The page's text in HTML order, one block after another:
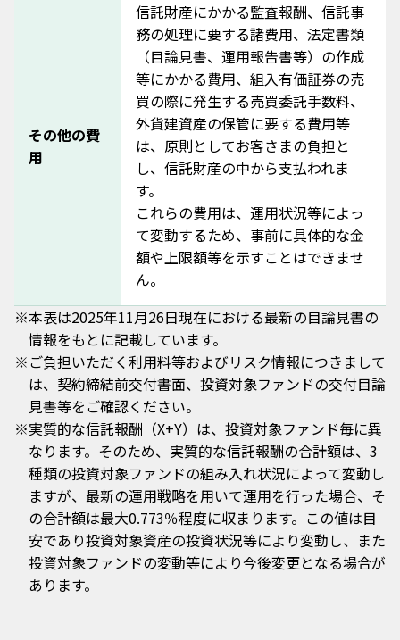
契約締結が完了し、お取引が開始できるようになったら
「重要なお知らせ」にてお知らせいたします。
続けて他の運用コースを申込まれる場合は、「他コース
のお申込み＞」よりお進みください。
※契約完了通知は営業日にお送りします。(例：土曜朝に
契約完了した場合、通知が届くのは月曜日になります)
閉じる
本画面が表示されれば購入の申込完了です。
投資一任業者による運用が開始されるまで数営業日お待
ちください。
本画面が表示されれば積立設定の申込完了です。
までお待ちください。
銀行自動引落設定をご利用いただく場合
本画面が表示されれば金額指定売却の申込完了です。
保有証券が売却され、お客さまの証券総合口座に入金さ
れるまでお待ちください。
閉じる
本画面が表示されれば解約の申込完了です。
保有証券が売却され、お客さまの証券総合口座に入金さ
れるまでお待ちください。
また、解約の手続き完了後は、お取引の履歴等のみご確
認いただけます。
再度お取引をされる場合は、改めて契約締結の申込をお
願いいたします。
閉じる
投資一任契約に係る運用報酬（年率0.77％・税込）の履
歴を表示します。
月次手数料：毎月の月末に発生する当月分の運用報酬
です。
売却時手数料：投資一任資産の売却時に発生する売却
時点の運用報酬です。
※月中に投資一任資産の金額指定売却を行った場合、売
却約定日までの運用報酬は売却時に徴収されるため、当
該月の月次手数料は金額指定売却後の運用資産額に対し
て、売却約定日の翌日以降の期間分のみ発生します。
その他の費
用
信託財産にかかる監査報酬、信託事
務の処理に要する諸費用、法定書類
（目論見書、運用報告書等）の作成
等にかかる費用、組入有価証券の売
買の際に発生する売買委託手数料、
外貨建資産の保管に要する費用等
は、原則としてお客さまの負担と
し、信託財産の中から支払われま
す。
これらの費用は、運用状況等によっ
て変動するため、事前に具体的な金
額や上限額等を示すことはできませ
ん。
※本表は2025年11月26日現在における最新の目論見書の
情報をもとに記載しています。
※ご負担いただく利用料等およびリスク情報につきまして
は、契約締結前交付書面、投資対象ファンドの交付目論
見書等をご確認ください。
※実質的な信託報酬（X+Y）は、投資対象ファンド毎に異
なります。そのため、実質的な信託報酬の合計額は、3
種類の投資対象ファンドの組み入れ状況によって変動し
ますが、最新の運用戦略を用いて運用を行った場合、そ
の合計額は最大0.773％程度に収まります。この値は目
安であり投資対象資産の投資状況等により変動し、また
投資対象ファンドの変動等により今後変更となる場合が
あります。